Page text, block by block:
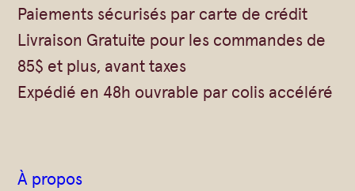
Paiements sécurisés par carte de crédit
Livraison Gratuite pour les commandes de
85$ et plus, avant taxes
Expédié en 48h ouvrable par colis accéléré
À propos